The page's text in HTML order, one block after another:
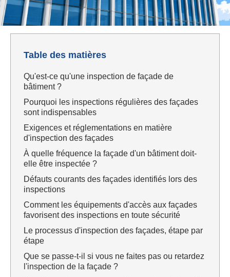
Table des matières
Qu'est-ce qu'une inspection de façade de
bâtiment ?
Pourquoi les inspections régulières des façades
sont indispensables
Exigences et réglementations en matière
d'inspection des façades
À quelle fréquence la façade d'un bâtiment doit-
elle être inspectée ?
Défauts courants des façades identifiés lors des
inspections
Comment les équipements d'accès aux façades
favorisent des inspections en toute sécurité
Le processus d'inspection des façades, étape par
étape
Que se passe-t-il si vous ne faites pas ou retardez
l'inspection de la façade ?